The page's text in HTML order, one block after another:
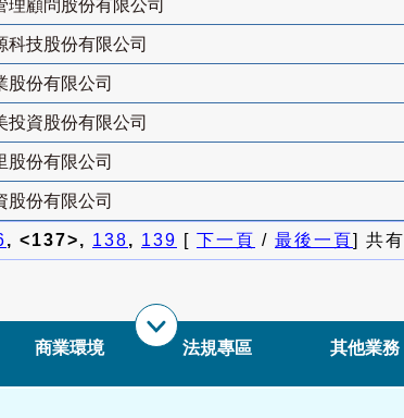
理顧問股份有限公司
科技股份有限公司
股份有限公司
投資股份有限公司
股份有限公司
股份有限公司
, <137>, 138, 139 [ 下一頁 / 最後一頁] 共有
商業環境 法規專區 其他業務